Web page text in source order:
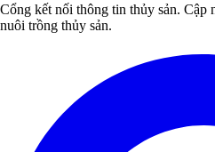
Cổng kết nối thông tin thủy sản. Cập
nuôi trồng thủy sản.